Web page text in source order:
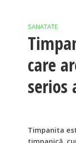
SANATATE
care
serios
Timpanita